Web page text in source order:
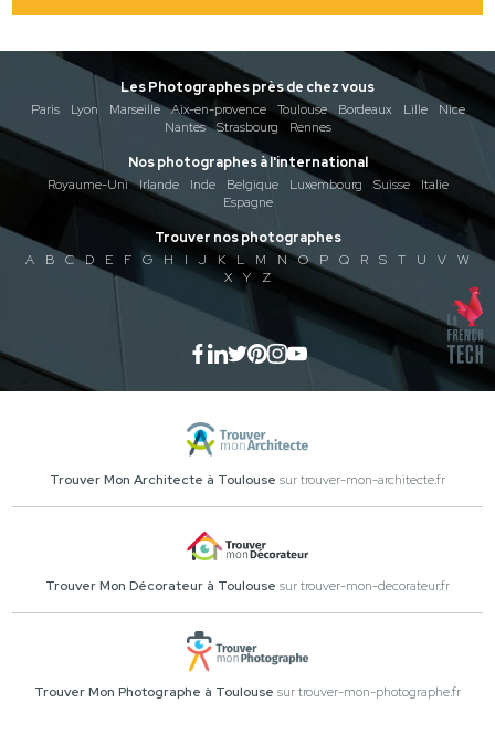
Les Photographes près de chez vous
Paris
Lyon Marseille Aix-en-provence Toulouse Bordeaux Lille
Nice
Nantes
Strasbourg
Rennes
Nos photographes à l'international
Royaume-Uni
Irlande Inde Belgique Luxembourg Suisse
Italie
Espagne
Trouver nos photographes
A
B C D E F G H I J K L M N O P Q R S T U V
W
X
Y Z
Trouver Mon Architecte à Toulouse sur trouver-mon-architecte.fr
Trouver Mon Décorateur à Toulouse sur trouver-mon-decorateur.fr
Trouver Mon Photographe à Toulouse sur trouver-mon-photographe.fr